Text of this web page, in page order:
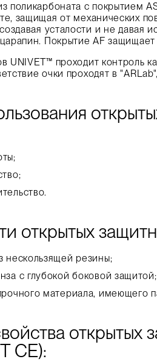
поликарбоната с покрытием
защищая от механических
усталости и не
Покрытие AF защищает
UNIVET™ проходит контроль
очки проходят в
открытых
нескользящей резины;
с глубокой боковой защитой;
материала, имеющего
открытых
CE):